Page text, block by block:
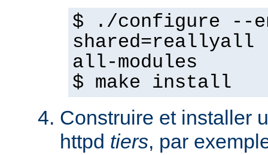
$ ./configure --
shared=reallyall
all-modules
$ make install
Construire et installer
httpd tiers, par